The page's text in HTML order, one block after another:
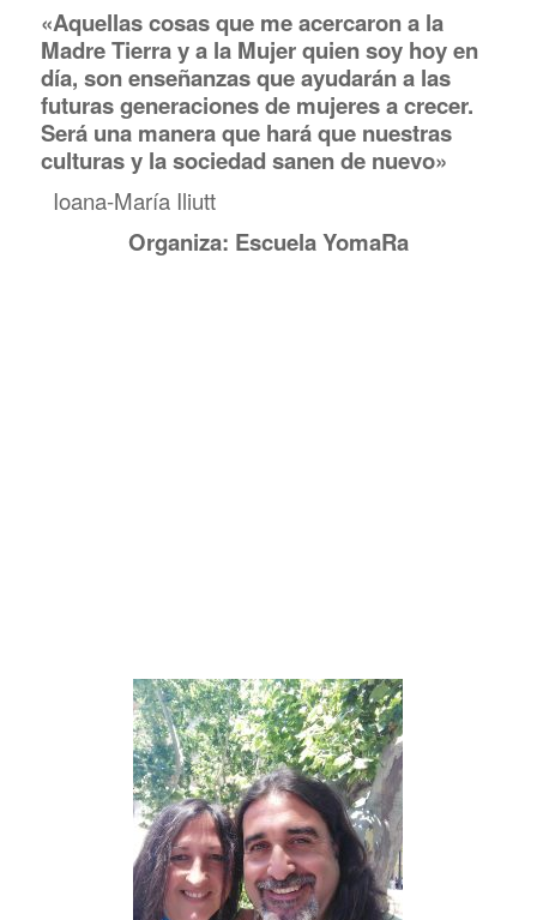
«Aquellas cosas que me acercaron a la
Madre Tierra y a la Mujer quien soy hoy en
día, son enseñanzas que ayudarán a las
futuras generaciones de mujeres a crecer.
Será una manera que hará que nuestras
culturas y la sociedad sanen de nuevo»
Ioana-María Iliutt
Organiza: Escuela YomaRa